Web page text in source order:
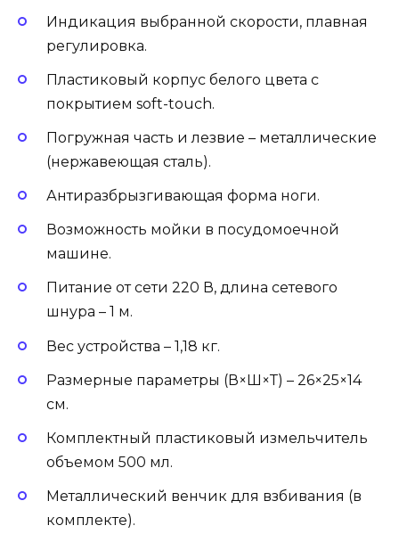
Индикация выбранной скорости, плавная
регулировка.
Пластиковый корпус белого цвета с
покрытием soft-touch.
Погружная часть и лезвие – металлические
(нержавеющая сталь).
Антиразбрызгивающая форма ноги.
Возможность мойки в посудомоечной
машине.
Питание от сети 220 В, длина сетевого
шнура – 1 м.
Вес устройства – 1,18 кг.
Размерные параметры (В×Ш×Т) – 26×25×14
см.
Комплектный пластиковый измельчитель
объемом 500 мл.
Металлический венчик для взбивания (в
комплекте).